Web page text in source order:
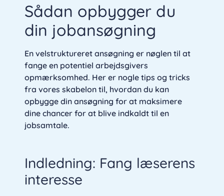
Sådan opbygger du
din jobansøgning
En velstruktureret ansøgning er nøglen til at
fange en potentiel arbejdsgivers
opmærksomhed. Her er nogle tips og tricks
fra vores skabelon til, hvordan du kan
opbygge din ansøgning for at maksimere
dine chancer for at blive indkaldt til en
jobsamtale.
Indledning: Fang læserens
interesse